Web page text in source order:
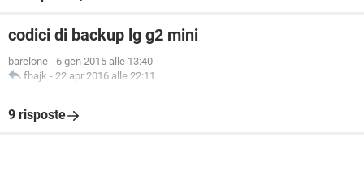
codici di backup lg g2 mini
barelone - 6 gen 2015 alle 13:40
fhajk - 22 apr 2016 alle 22:11
9 risposte